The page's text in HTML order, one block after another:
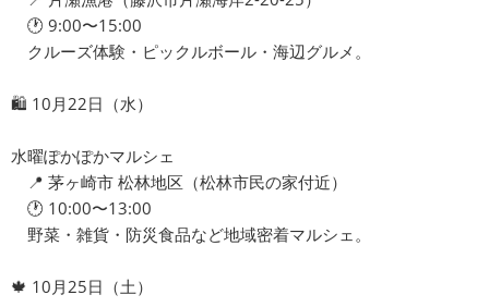
🕐 9:00〜15:00
クルーズ体験・ピックルボール・海辺グルメ。
🛍 10月22日（水）
水曜ぽかぽかマルシェ
📍 茅ヶ崎市 松林地区（松林市民の家付近）
🕐 10:00〜13:00
野菜・雑貨・防災食品など地域密着マルシェ。
🍁 10月25日（土）